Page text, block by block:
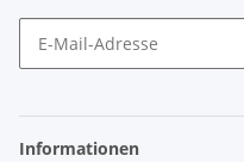
Informationen